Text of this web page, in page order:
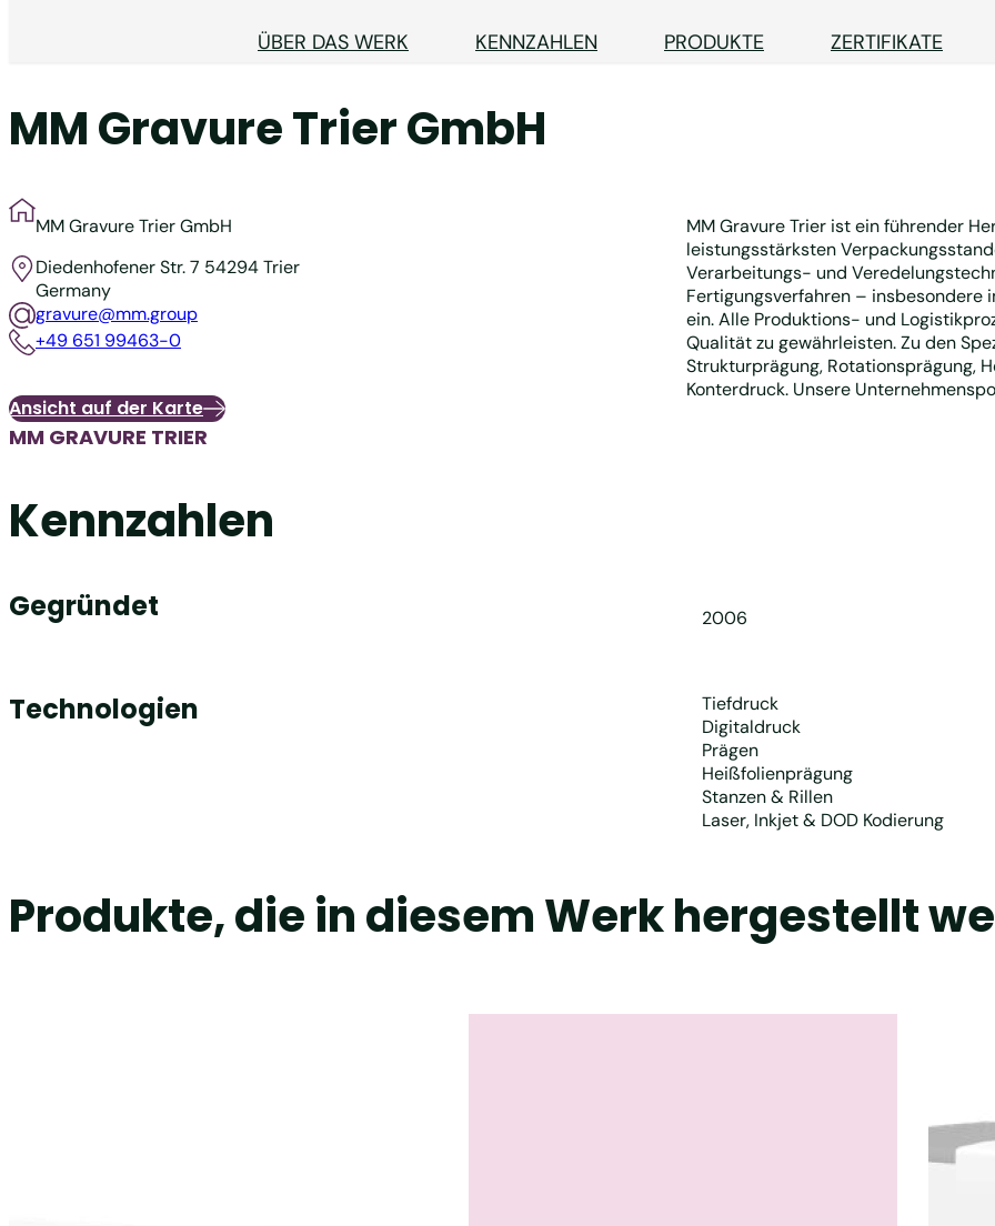
ÜBER DAS WERK KENNZAHLEN PRODUKTE ZERTIFIKATE
MM Gravure Trier GmbH
MM Gravure Trier GmbH
Diedenhofener Str. 7 54294 Trier
Germany
gravure@mm.group
+49 651 99463-0
Ansicht auf der Karte
MM Gravure Trier ist ein führender
leistungsstärksten
Verarbeitungs- und
Fertigungsverfahren – insbesondere
ein. Alle Produktions- und
Qualität zu gewährleisten. Zu den
Strukturprägung, Rotationsprägung,
Konterdruck. Unsere
MM GRAVURE TRIER
Kennzahlen
Gegründet 2006
Technologien
Tiefdruck
Digitaldruck
Prägen
Heißfolienprägung
Stanzen & Rillen
Laser, Inkjet & DOD Kodierung
Produkte, die in diesem Werk hergestellt